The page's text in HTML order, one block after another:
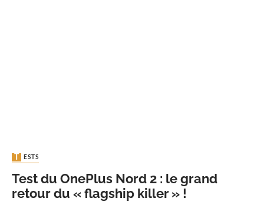
TESTS
Test du OnePlus Nord 2 : le grand
retour du « flagship killer » !